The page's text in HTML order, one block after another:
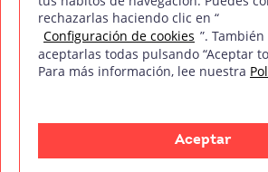
mm 2026
Política de privacidad Política de
rechazarlas haciendo clic en “
Configuración de cookies ”.
aceptarlas todas pulsando “Aceptar
Para más información, lee nuestra
Aceptar